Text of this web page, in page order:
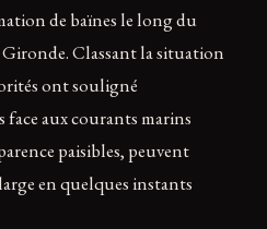
de baïnes le long du
Classant la situation
ont souligné
aux courants marins
paisibles, peuvent
en quelques instants